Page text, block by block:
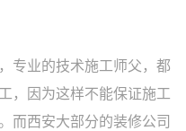
专业的技术施工师父，都
，因为这样不能保证施工
而西安大部分的装修公司